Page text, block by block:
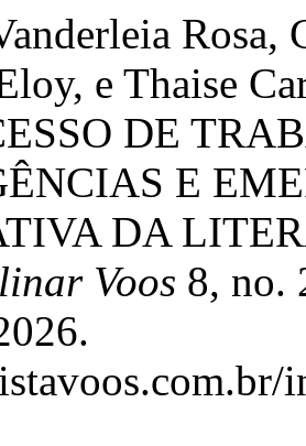
e Thaise
DE
E
DA
Voos 8, no.